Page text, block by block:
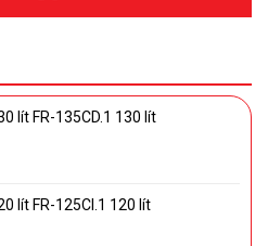
lít FR-135CD.1 130 lít
lít FR-125CI.1 120 lít